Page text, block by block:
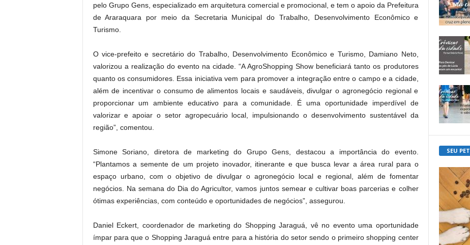
pelo Grupo Gens, especializado em arquitetura comercial e promocional, e tem o apoio da Prefeitura
de Araraquara por meio da Secretaria Municipal do Trabalho, Desenvolvimento Econômico e
Turismo.
O vice-prefeito e secretário do Trabalho, Desenvolvimento Econômico e Turismo, Damiano Neto,
valorizou a realização do evento na cidade. “A AgroShopping Show beneficiará tanto os produtores
quanto os consumidores. Essa iniciativa vem para promover a integração entre o campo e a cidade,
além de incentivar o consumo de alimentos locais e saudáveis, divulgar o agronegócio regional e
proporcionar um ambiente educativo para a comunidade. É uma oportunidade imperdível de
valorizar e apoiar o setor agropecuário local, impulsionando o desenvolvimento sustentável da
região”, comentou.
Simone Soriano, diretora de marketing do Grupo Gens, destacou a importância do evento.
“Plantamos a semente de um projeto inovador, itinerante e que busca levar a área rural para o
espaço urbano, com o objetivo de divulgar o agronegócio local e regional, além de fomentar
negócios. Na semana do Dia do Agricultor, vamos juntos semear e cultivar boas parcerias e colher
ótimas experiências, com conteúdo e oportunidades de negócios”, assegurou.
Daniel Eckert, coordenador de marketing do Shopping Jaraguá, vê no evento uma oportunidade
ímpar para que o Shopping Jaraguá entre para a história do setor sendo o primeiro shopping center
SEU PET